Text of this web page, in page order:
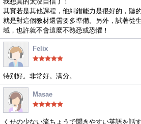
其實若是其他課程，他糾錯能力是很好的，聽
就是對這個教材還需要多準備。另外，試著從
域，也許就不會這麼不熟悉或恐懼！
Felix
特别好。非常好。满分。
Masae
くせの少ない流ちょうで聞きやすい英語を話